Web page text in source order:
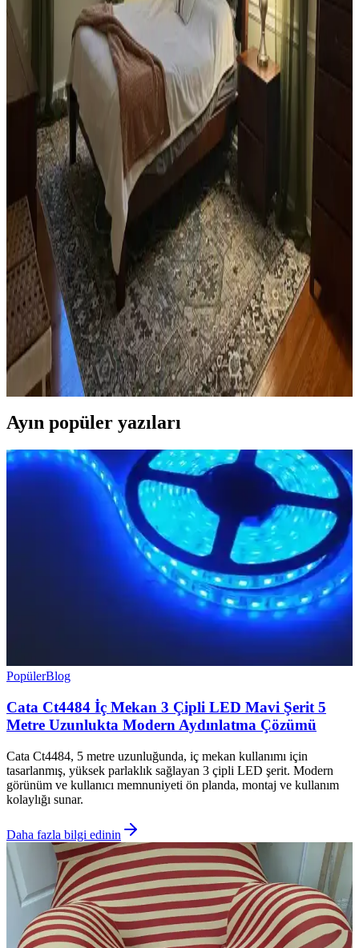
Teal renkli sandalyenin halı ve dolapla uyumu, doğru renk tonları ve
aksesuar seçimiyle sağlanır. Halıdaki mavi-yeşil alt tonlar ve sıcak
ahşap dolap, teal rengini öne çıkarır, aksesuarlar ise denge oluşturur.
Yan Sehpa Boyama Renk Seçenekleri ve
Dekorasyon Uyumu İçin Rehber
Yan sehpa boyamada renk seçimi, mobilya ve dekorasyon uyumu
açısından önemlidir. Koyu tonlar, sıcak renkler ve doğal ahşap
görünümü seçenekleriyle estetik sonuçlar elde edilir.
Ev Kütüphanesi Yenileme: Renk, Dekorasyon ve
Konforun Dengeli Buluşması
Ev kütüphanesi yenilemesinde renklerin rahatlatıcı etkisi, kişisel
dekoratif öğeler ve konforlu mobilyalar ön plandadır. Tavan boyama
ve raf düzeni mekânın atmosferini zenginleştirir.
Yatak Odası Düzeni ve Dekorasyonunda Doğru
Yerleşim ve Tasarım İpuçları
Yatak odasında doğru mobilya yerleşimi, renk uyumu, aydınlatma
ve kişisel dokunuşlarla mekanın fonksiyonelliği ve estetiği artırılır.
Bu ipuçlarıyla odanız daha dengeli ve sıcak bir hale gelir.
Ayın popüler yazıları
PopülerBlog
Cata Ct4484 İç Mekan 3 Çipli LED Mavi Şerit 5
Metre Uzunlukta Modern Aydınlatma Çözümü
Cata Ct4484, 5 metre uzunluğunda, iç mekan kullanımı için
tasarlanmış, yüksek parlaklık sağlayan 3 çipli LED şerit. Modern
görünüm ve kullanıcı memnuniyeti ön planda, montaj ve kullanım
kolaylığı sunar.
Daha fazla bilgi edinin